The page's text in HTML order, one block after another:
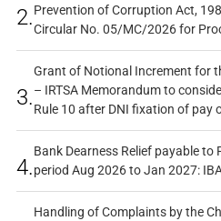
2.Prevention of Corruption Act,
Circular No. 05/MC/2026 for
3.
Grant of Notional Increment for
– IRTSA Memorandum to
Rule 10 after DNI fixation of pay
4.
Bank Dearness Relief payable to
period Aug 2026 to Jan 2027:
Handling of Complaints by the